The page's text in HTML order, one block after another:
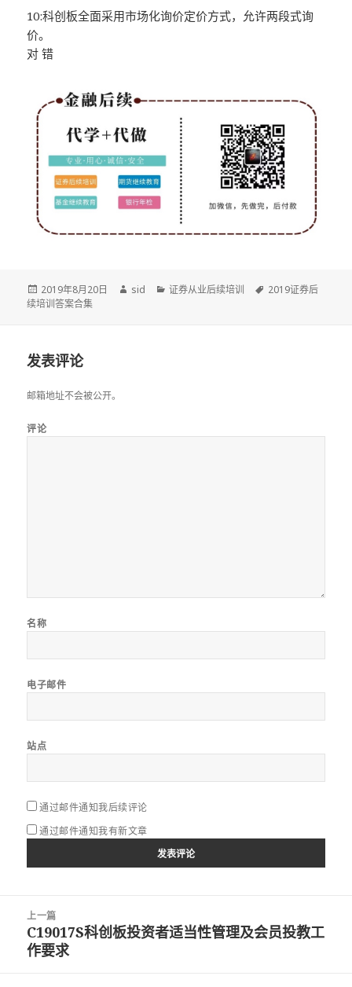
10:科创板全面采用市场化询价定价方式，允许两段式询
价。
对 错
发
布
2019年8月20日
作
sid
分
证券从业后续培训
标
2019证券后
续培训答案合集
发表评论
邮箱地址不会被公开。
评论
名称
电子邮件
站点
通过邮件通知我后续评论
通过邮件通知我有新文章
上一篇
上
篇
C19017S科创板投资者适当性管理及会员投教工
作要求